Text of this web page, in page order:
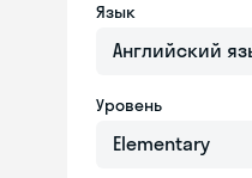
Язык
Английский
Уровень
Elementary